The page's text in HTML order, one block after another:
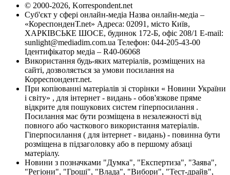
© 2000-2026, Korrespondent.net
Суб'єкт у сфері онлайн-медіа Назва онлайн-медіа –
«КореспонденТ.net» Адреса: 02091, місто Київ,
ХАРКІВСЬКЕ ШОСЕ, будинок 172-Б, офіс 208/1 E-mail:
sunlight@mediadim.com.ua Телефон: 044-205-43-00
Ідентифікатор медіа – R40-06068
Використання будь-яких матеріалів, розміщених на
сайті, дозволяється за умови посилання на
Корреспондент.net.
При копіюванні матеріалів зі сторінки « Новини України
і світу» , для інтернет - видань - обов'язкове пряме
відкрите для пошукових систем гіперпосилання .
Посилання має бути розміщена в незалежності від
повного або часткового використання матеріалів.
Гіперпосилання ( для інтернет - видань) - повинна бути
розміщена в підзаголовку або в першому абзаці
матеріалу.
Новини з позначками "Думка", "Експертиза", "Заява",
"Регіони", "Гроші", "Влада", "Вибори", "Тест-драйв",